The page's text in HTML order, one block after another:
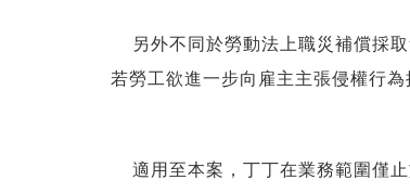
另外不同於勞動法上職災補償採取
若勞工欲進一步向雇主主張侵權行
適用至本案，丁丁在業務範圍僅止